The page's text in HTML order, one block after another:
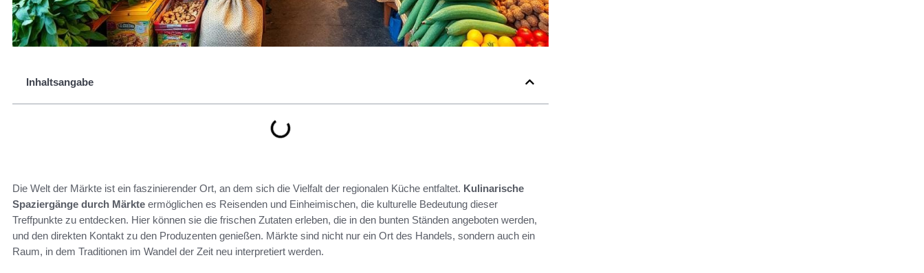
Inhaltsangabe
Die Welt der Märkte ist ein faszinierender Ort, an dem sich die Vielfalt der regionalen Küche entfaltet. Kulinarische
Spaziergänge durch Märkte ermöglichen es Reisenden und Einheimischen, die kulturelle Bedeutung dieser
Treffpunkte zu entdecken. Hier können sie die frischen Zutaten erleben, die in den bunten Ständen angeboten werden,
und den direkten Kontakt zu den Produzenten genießen. Märkte sind nicht nur ein Ort des Handels, sondern auch ein
Raum, in dem Traditionen im Wandel der Zeit neu interpretiert werden.